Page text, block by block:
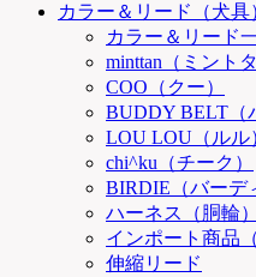
カラー＆リード（犬具
カラー＆リード
minttan（ミントタ
COO（クー）
BUDDY BELT（
LOU LOU（ルル
chi^ku（チーク）
BIRDIE（バーデ
ハーネス（胴輪）
インポート商品
伸縮リード